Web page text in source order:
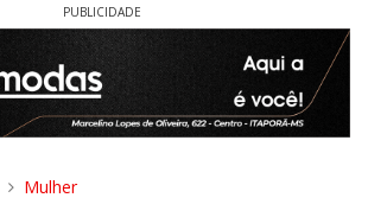
PUBLICIDADE
Mulher